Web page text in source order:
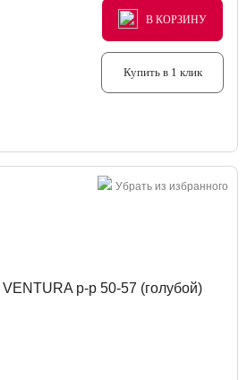
В КОРЗИНУ
В КОРЗИНУ
В КОРЗИНУ
Купить в 1 клик
Убрать из избранного